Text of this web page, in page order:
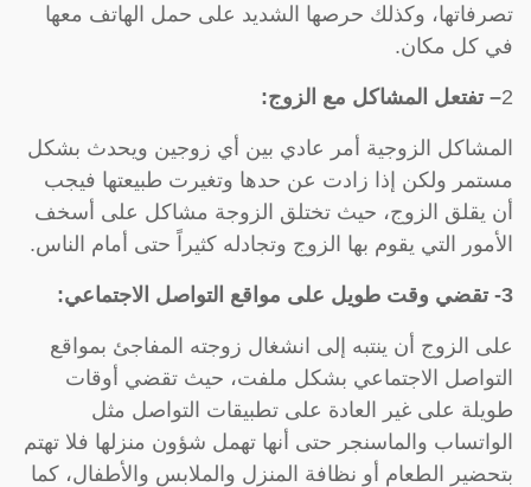
تصرفاتها، وكذلك حرصها الشديد على حمل الهاتف معها
في كل مكان.
2
– تفتعل المشاكل مع الزوج:
المشاكل الزوجية أمر عادي بين أي زوجين ويحدث بشكل
مستمر ولكن إذا زادت عن حدها وتغيرت طبيعتها فيجب
أن يقلق الزوج، حيث تختلق الزوجة مشاكل على أسخف
الأمور التي يقوم بها الزوج وتجادله كثيراً حتى أمام الناس.
3- تقضي وقت طويل على مواقع التواصل الاجتماعي:
على الزوج أن ينتبه إلى انشغال زوجته المفاجئ بمواقع
التواصل الاجتماعي بشكل ملفت، حيث تقضي أوقات
طويلة على غير العادة على تطبيقات التواصل مثل
الواتساب والماسنجر حتى أنها تهمل شؤون منزلها فلا تهتم
بتحضير الطعام أو نظافة المنزل والملابس والأطفال، كما